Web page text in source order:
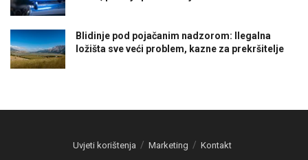
Blidinje pod pojačanim nadzorom: Ilegalna
ložišta sve veći problem, kazne za prekršitelje
Uvjeti korištenja Marketing Kontakt